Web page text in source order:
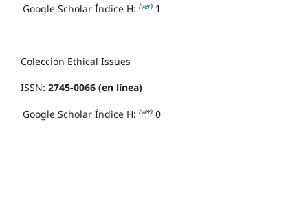
Google Scholar Índice H: (ver) 1
Colección Ethical Issues
ISSN: 2745-0066 (en línea)
Google Scholar Índice H: (ver) 0